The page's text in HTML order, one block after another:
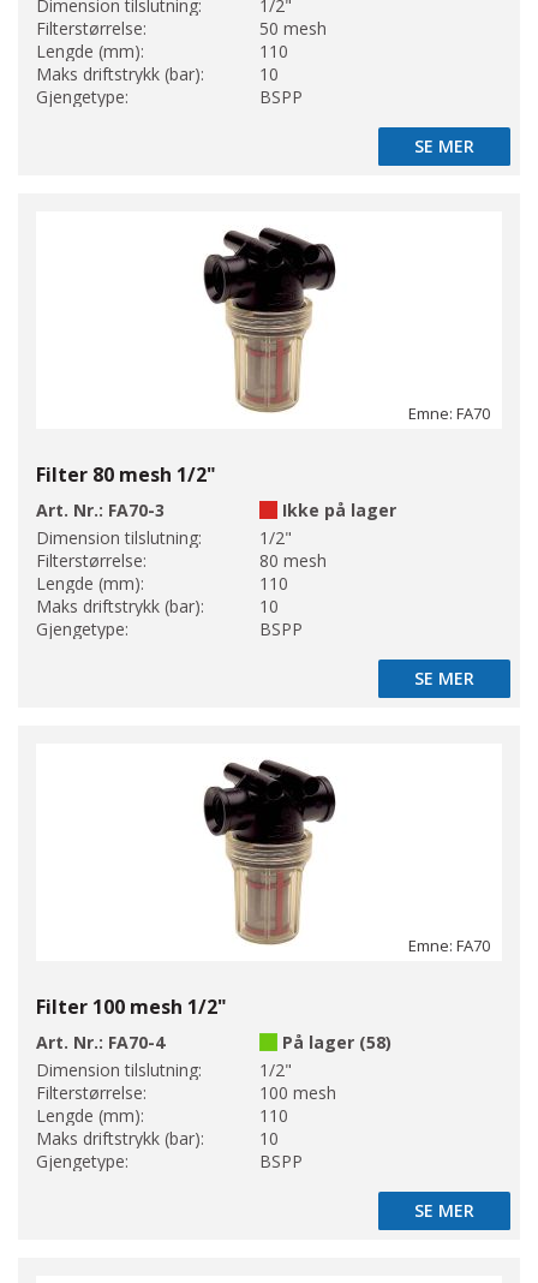
Dimension tilslutning:
1/2"
Filterstørrelse:
50 mesh
Lengde (mm):
110
Maks driftstrykk (bar):
10
Gjengetype:
BSPP
SE MER
SE MER
Emne: FA70
Filter 80 mesh 1/2"
Art. Nr.: FA70-3
Ikke på lager
Dimension tilslutning:
1/2"
Filterstørrelse:
80 mesh
Lengde (mm):
110
Maks driftstrykk (bar):
10
Gjengetype:
BSPP
SE MER
SE MER
Emne: FA70
Filter 100 mesh 1/2"
Art. Nr.: FA70-4
På lager (58)
Dimension tilslutning:
1/2"
Filterstørrelse:
100 mesh
Lengde (mm):
110
Maks driftstrykk (bar):
10
Gjengetype:
BSPP
SE MER
SE MER